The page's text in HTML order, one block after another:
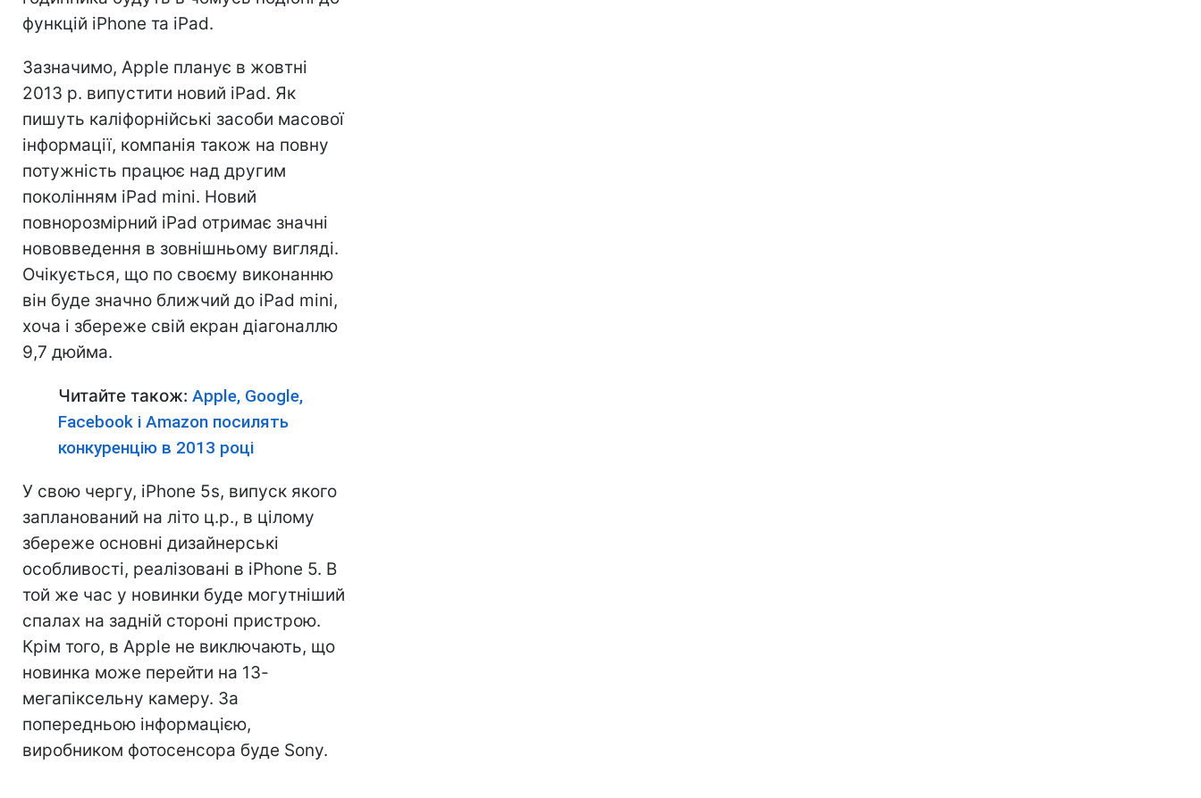
функцій iРhone та iРаd.
Зазначимо, Apple планує в жовтні
2013 р. випустити новий iРad. Як
пишуть каліфорнійські засоби масової
інформації, компанія також на повну
потужність працює над другим
поколінням iРad mini. Новий
повнорозмірний iРad отримає значні
нововведення в зовнішньому вигляді.
Очікується, що по своєму виконанню
він буде значно ближчий до iРad mini,
хоча і збереже свій екран діагоналлю
9,7 дюйма.
Читайте також: Apple, Google,
Facebook і Amazon посилять
конкуренцію в 2013 році
У свою чергу, iРhone 5s, випуск якого
запланований на літо ц.р., в цілому
збереже основні дизайнерські
особливості, реалізовані в iРhone 5. В
той же час у новинки буде могутніший
спалах на задній стороні пристрою.
Крім того, в Apple не виключають, що
новинка може перейти на 13-
мегапіксельну камеру. За
попередньою інформацією,
виробником фотосенсора буде Sony.